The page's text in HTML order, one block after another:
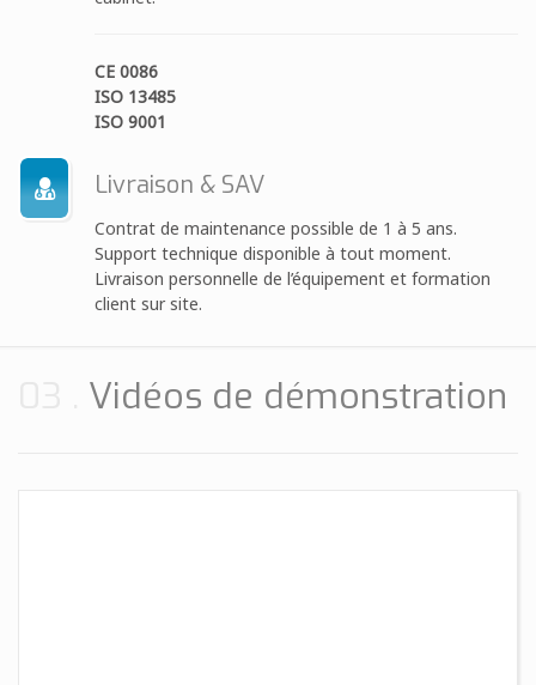
CE 0086
ISO 13485
ISO 9001
Livraison & SAV
Contrat de maintenance possible de 1 à 5 ans.
Support technique disponible à tout moment.
Livraison personnelle de l’équipement et formation
client sur site.
Vidéos de démonstration